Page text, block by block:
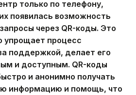
только по телефону,
появилась возможность
через QR-коды. Это
упрощает процесс
поддержкой, делает его
и доступным. QR-коды
и анонимно получать
информацию и помощь, что